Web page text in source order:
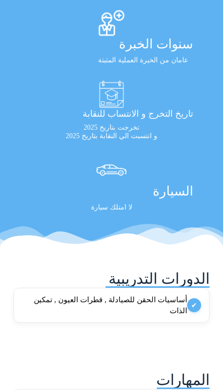
سنوات الخبرة
عامان من الخبرة العملية المثبتة
تاريخ التخرج و الانتساب للنقابة
تخرجت بتاريخ 2025
و انتسبت الي النقابة بتاريخ 2025
السيارة
لا امتلك سيارة
الدورات التدريبية
✔
أساسيات الحقن للصيادلة , قطرات العيون , تمكين
الذات
المهارات